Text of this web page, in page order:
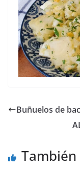
Buñuelos de